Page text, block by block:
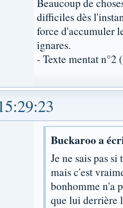
difficiles dès
force d'accumuler
ignares.
- Texte mentat n°2
Buckaroo a
Je ne sais pas
mais c'est
bonhomme n'a
que lui derrière